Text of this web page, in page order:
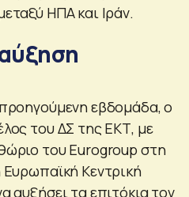
ΗΠΑ και Ιράν.
εβδομάδα, ο
του ΔΣ της ΕΚΤ, με
του Eurogroup στη
Κεντρική
αυξήσει τα επιτόκια τον